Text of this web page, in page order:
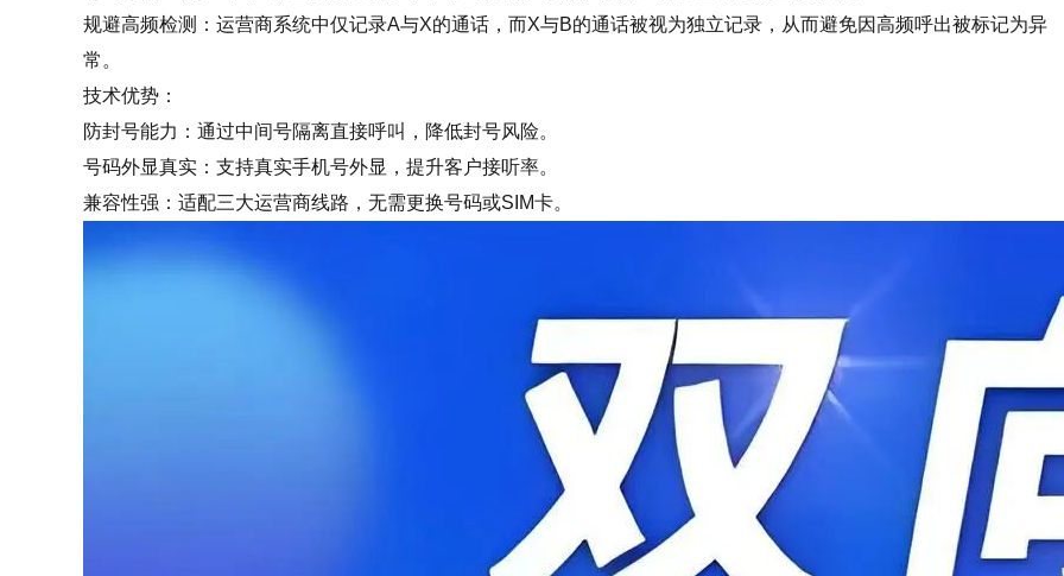
规避高频检测：运营商系统中仅记录A与X的通话，而X与B的通话被视为独立记录，从而避免因高频呼出被标记为异
常。
技术优势：
防封号能力：通过中间号隔离直接呼叫，降低封号风险。
号码外显真实：支持真实手机号外显，提升客户接听率。
兼容性强：适配三大运营商线路，无需更换号码或SIM卡。